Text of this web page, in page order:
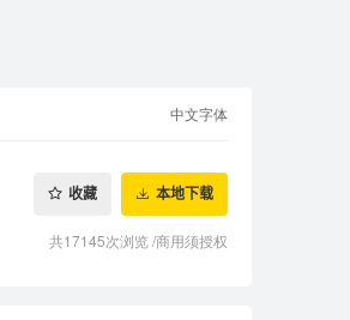
中文字体
收藏 本地下载
共17145次浏览/商用须授权